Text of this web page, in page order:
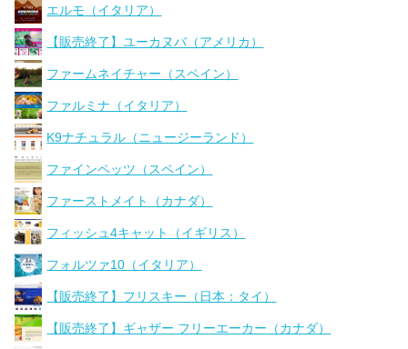
エルモ（イタリア）
【販売終了】ユーカヌバ（アメリカ）
ファームネイチャー（スペイン）
ファルミナ（イタリア）
K9ナチュラル（ニュージーランド）
ファインペッツ（スペイン）
ファーストメイト（カナダ）
フィッシュ4キャット（イギリス）
フォルツァ10（イタリア）
【販売終了】フリスキー（日本：タイ）
【販売終了】ギャザー フリーエーカー（カナダ）